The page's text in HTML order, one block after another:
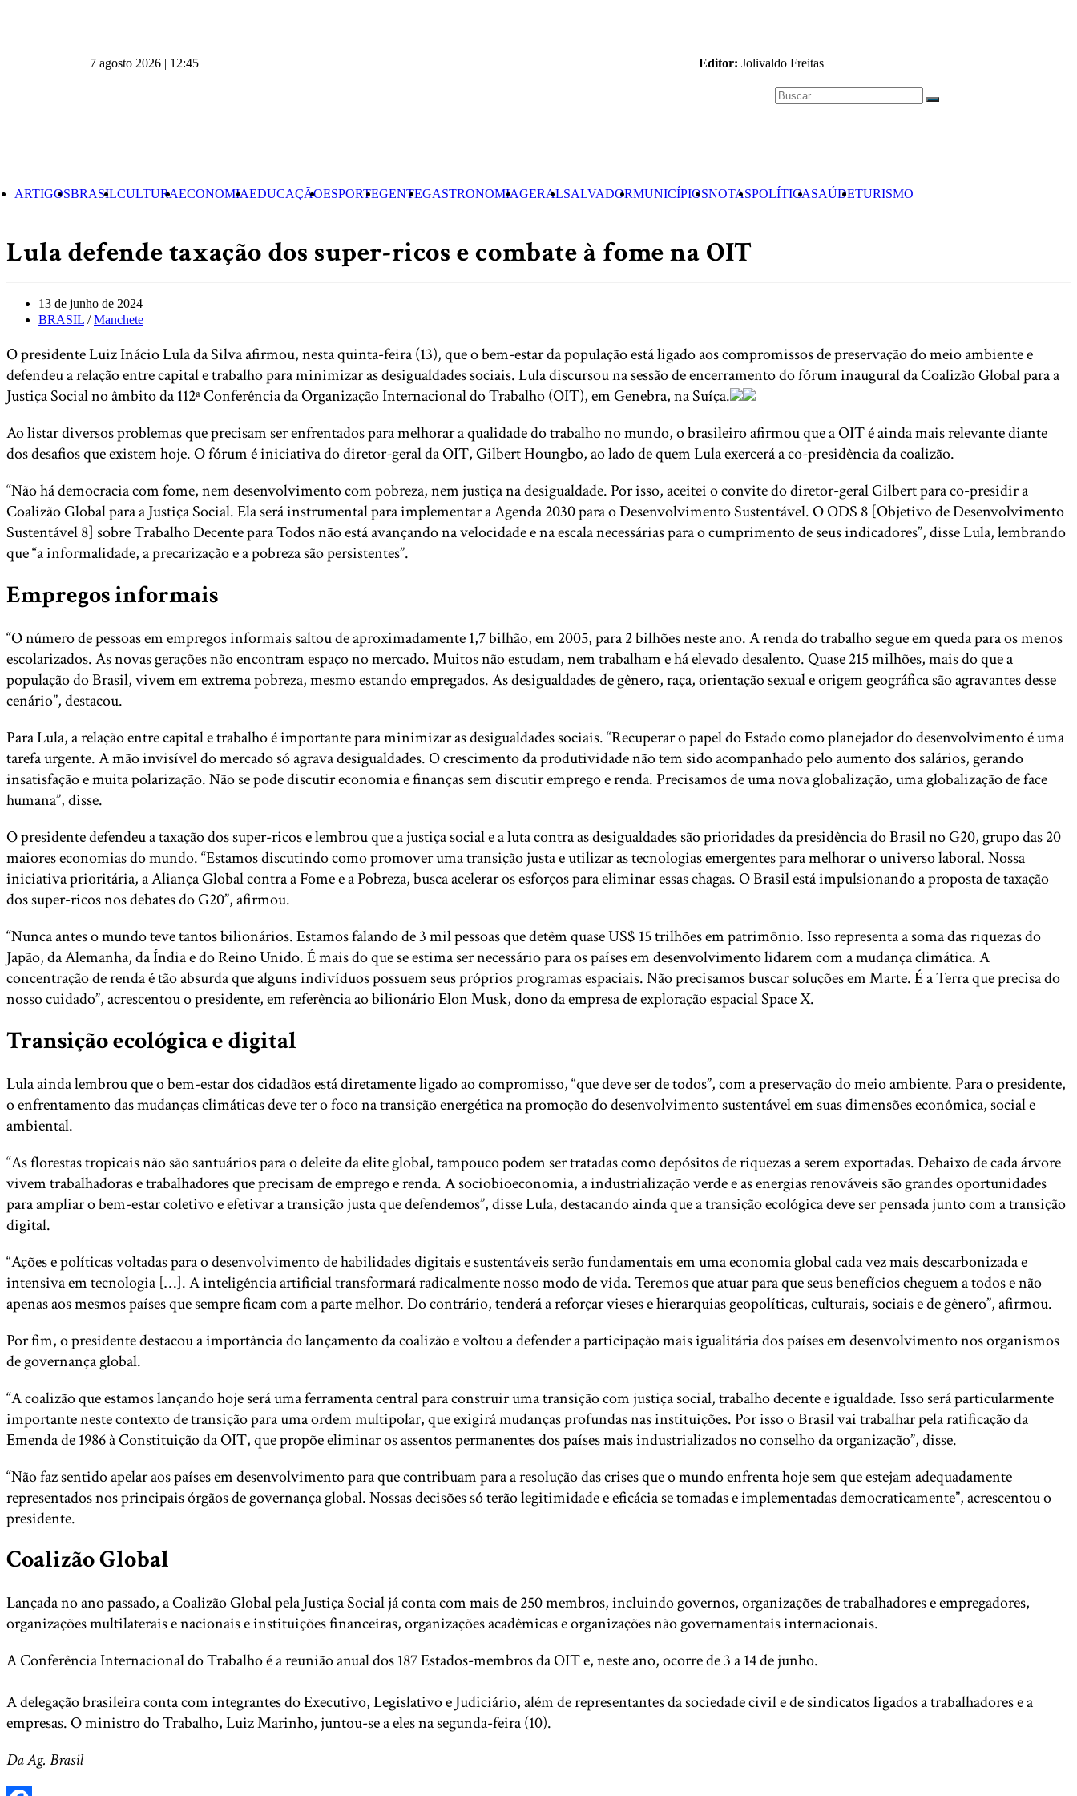
7 agosto 2026 | 12:45 Editor: Jolivaldo Freitas
ARTIGOSBRASILCULTURAECONOMIAEDUCAÇÃOESPORTEGENTEGASTRONOMIAGERALSALVADORMUNICÍPIOSNOTASPOLÍTICASAÚDETURISMO
Lula defende taxação dos super-ricos e combate à fome na OIT
13 de junho de 2024
BRASIL / Manchete
O presidente Luiz Inácio Lula da Silva afirmou, nesta quinta-feira (13), que o bem-estar da população está ligado aos compromissos de preservação do meio ambiente e
defendeu a relação entre capital e trabalho para minimizar as desigualdades sociais. Lula discursou na sessão de encerramento do fórum inaugural da Coalizão Global para a
Justiça Social no âmbito da 112ª Conferência da Organização Internacional do Trabalho (OIT), em Genebra, na Suíça.
Ao listar diversos problemas que precisam ser enfrentados para melhorar a qualidade do trabalho no mundo, o brasileiro afirmou que a OIT é ainda mais relevante diante
dos desafios que existem hoje. O fórum é iniciativa do diretor-geral da OIT, Gilbert Houngbo, ao lado de quem Lula exercerá a co-presidência da coalizão.
“Não há democracia com fome, nem desenvolvimento com pobreza, nem justiça na desigualdade. Por isso, aceitei o convite do diretor-geral Gilbert para co-presidir a
Coalizão Global para a Justiça Social. Ela será instrumental para implementar a Agenda 2030 para o Desenvolvimento Sustentável. O ODS 8 [Objetivo de Desenvolvimento
Sustentável 8] sobre Trabalho Decente para Todos não está avançando na velocidade e na escala necessárias para o cumprimento de seus indicadores”, disse Lula, lembrando
que “a informalidade, a precarização e a pobreza são persistentes”.
Empregos informais
“O número de pessoas em empregos informais saltou de aproximadamente 1,7 bilhão, em 2005, para 2 bilhões neste ano. A renda do trabalho segue em queda para os menos
escolarizados. As novas gerações não encontram espaço no mercado. Muitos não estudam, nem trabalham e há elevado desalento. Quase 215 milhões, mais do que a
população do Brasil, vivem em extrema pobreza, mesmo estando empregados. As desigualdades de gênero, raça, orientação sexual e origem geográfica são agravantes desse
cenário”, destacou.
Para Lula, a relação entre capital e trabalho é importante para minimizar as desigualdades sociais. “Recuperar o papel do Estado como planejador do desenvolvimento é uma
tarefa urgente. A mão invisível do mercado só agrava desigualdades. O crescimento da produtividade não tem sido acompanhado pelo aumento dos salários, gerando
insatisfação e muita polarização. Não se pode discutir economia e finanças sem discutir emprego e renda. Precisamos de uma nova globalização, uma globalização de face
humana”, disse.
O presidente defendeu a taxação dos super-ricos e lembrou que a justiça social e a luta contra as desigualdades são prioridades da presidência do Brasil no G20, grupo das 20
maiores economias do mundo. “Estamos discutindo como promover uma transição justa e utilizar as tecnologias emergentes para melhorar o universo laboral. Nossa
iniciativa prioritária, a Aliança Global contra a Fome e a Pobreza, busca acelerar os esforços para eliminar essas chagas. O Brasil está impulsionando a proposta de taxação
dos super-ricos nos debates do G20”, afirmou.
“Nunca antes o mundo teve tantos bilionários. Estamos falando de 3 mil pessoas que detêm quase US$ 15 trilhões em patrimônio. Isso representa a soma das riquezas do
Japão, da Alemanha, da Índia e do Reino Unido. É mais do que se estima ser necessário para os países em desenvolvimento lidarem com a mudança climática. A
concentração de renda é tão absurda que alguns indivíduos possuem seus próprios programas espaciais. Não precisamos buscar soluções em Marte. É a Terra que precisa do
nosso cuidado”, acrescentou o presidente, em referência ao bilionário Elon Musk, dono da empresa de exploração espacial Space X.
Transição ecológica e digital
Lula ainda lembrou que o bem-estar dos cidadãos está diretamente ligado ao compromisso, “que deve ser de todos”, com a preservação do meio ambiente. Para o presidente,
o enfrentamento das mudanças climáticas deve ter o foco na transição energética na promoção do desenvolvimento sustentável em suas dimensões econômica, social e
ambiental.
“As florestas tropicais não são santuários para o deleite da elite global, tampouco podem ser tratadas como depósitos de riquezas a serem exportadas. Debaixo de cada árvore
vivem trabalhadoras e trabalhadores que precisam de emprego e renda. A sociobioeconomia, a industrialização verde e as energias renováveis são grandes oportunidades
para ampliar o bem-estar coletivo e efetivar a transição justa que defendemos”, disse Lula, destacando ainda que a transição ecológica deve ser pensada junto com a transição
digital.
“Ações e políticas voltadas para o desenvolvimento de habilidades digitais e sustentáveis serão fundamentais em uma economia global cada vez mais descarbonizada e
intensiva em tecnologia […]. A inteligência artificial transformará radicalmente nosso modo de vida. Teremos que atuar para que seus benefícios cheguem a todos e não
apenas aos mesmos países que sempre ficam com a parte melhor. Do contrário, tenderá a reforçar vieses e hierarquias geopolíticas, culturais, sociais e de gênero”, afirmou.
Por fim, o presidente destacou a importância do lançamento da coalizão e voltou a defender a participação mais igualitária dos países em desenvolvimento nos organismos
de governança global.
“A coalizão que estamos lançando hoje será uma ferramenta central para construir uma transição com justiça social, trabalho decente e igualdade. Isso será particularmente
importante neste contexto de transição para uma ordem multipolar, que exigirá mudanças profundas nas instituições. Por isso o Brasil vai trabalhar pela ratificação da
Emenda de 1986 à Constituição da OIT, que propõe eliminar os assentos permanentes dos países mais industrializados no conselho da organização”, disse.
“Não faz sentido apelar aos países em desenvolvimento para que contribuam para a resolução das crises que o mundo enfrenta hoje sem que estejam adequadamente
representados nos principais órgãos de governança global. Nossas decisões só terão legitimidade e eficácia se tomadas e implementadas democraticamente”, acrescentou o
presidente.
Coalizão Global
Lançada no ano passado, a Coalizão Global pela Justiça Social já conta com mais de 250 membros, incluindo governos, organizações de trabalhadores e empregadores,
organizações multilaterais e nacionais e instituições financeiras, organizações acadêmicas e organizações não governamentais internacionais.
A Conferência Internacional do Trabalho é a reunião anual dos 187 Estados-membros da OIT e, neste ano, ocorre de 3 a 14 de junho.
A delegação brasileira conta com integrantes do Executivo, Legislativo e Judiciário, além de representantes da sociedade civil e de sindicatos ligados a trabalhadores e a
empresas. O ministro do Trabalho, Luiz Marinho, juntou-se a eles na segunda-feira (10).
Da Ag. Brasil